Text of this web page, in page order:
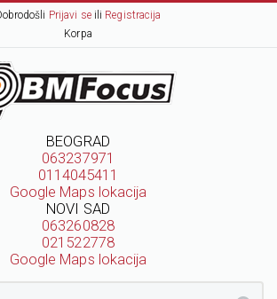
Prijavi seili Registracija
Korpa
BEOGRAD
063237971
0114045411
Google Maps lokacija
NOVI SAD
063260828
021522778
Google Maps lokacija